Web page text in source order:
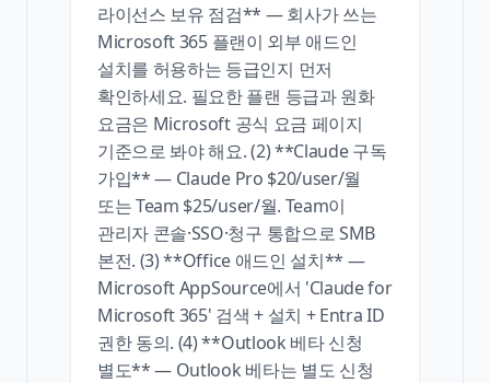
라이선스 보유 점검** — 회사가 쓰는
Microsoft 365 플랜이 외부 애드인
설치를 허용하는 등급인지 먼저
확인하세요. 필요한 플랜 등급과 원화
요금은 Microsoft 공식 요금 페이지
기준으로 봐야 해요. (2) **Claude 구독
가입** — Claude Pro $20/user/월
또는 Team $25/user/월. Team이
관리자 콘솔·SSO·청구 통합으로 SMB
본전. (3) **Office 애드인 설치** —
Microsoft AppSource에서 'Claude for
Microsoft 365' 검색 + 설치 + Entra ID
권한 동의. (4) **Outlook 베타 신청
별도** — Outlook 베타는 별도 신청